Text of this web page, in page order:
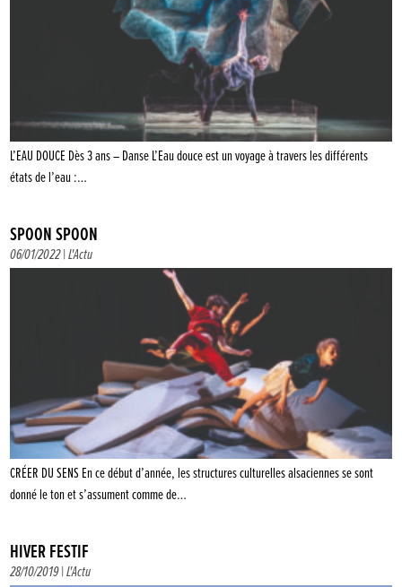
L’EAU DOUCE Dès 3 ans – Danse L’Eau douce est un voyage à travers les différents
états de l’eau :…
SPOON SPOON
06/01/2022 |L'Actu
CRÉER DU SENS En ce début d’année, les structures culturelles alsaciennes se sont
donné le ton et s’assument comme de…
HIVER FESTIF
28/10/2019 |L'Actu